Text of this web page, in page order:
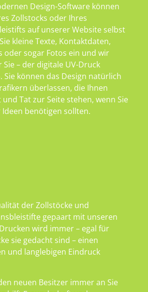
Design-Software können
Zollstocks oder Ihres
auf unserer Website selbst
kleine Texte, Kontaktdaten,
oder sogar Fotos ein und wir
– der digitale UV-Druck
Sie können das Design natürlich
überlassen, die Ihnen
Tat zur Seite stehen, wenn Sie
Ideen benötigen sollten.
der Zollstöcke und
gepaart mit unseren
wird immer – egal für
sie gedacht sind – einen
und langlebigen Eindruck
neuen Besitzer immer an Sie